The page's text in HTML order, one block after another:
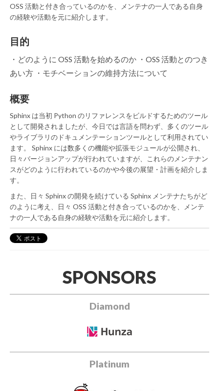
OSS 活動と付き合っているのかを、メンテナの一人である自身
の経験や活動を元に紹介します。
目的
・どのように OSS 活動を始めるのか ・OSS 活動とのつき
あい方 ・モチベーションの維持方法について
概要
Sphinx は当初 Python のリファレンスをビルドするためのツール
として開発されましたが、今日では言語を問わず、多くのツール
やライブラリのドキュメンテーションツールとして利用されてい
ます。 Sphinx には数多くの機能や拡張モジュールが公開され、
日々バージョンアップが行われていますが、これらのメンテナン
スがどのように行われているのかや今後の展望・計画を紹介しま
す。
また、日々 Sphinx の開発を続けている Sphinx メンテナたちがど
のように考え、日々 OSS 活動と付き合っているのかを、メンテ
ナの一人である自身の経験や活動を元に紹介します。
SPONSORS
Diamond
Platinum